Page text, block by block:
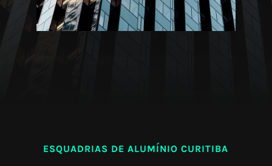
ESQUADRIAS DE ALUMÍNIO CURITIBA